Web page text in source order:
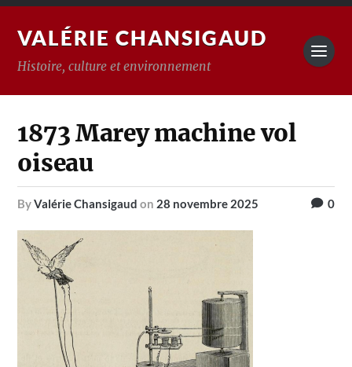
VALÉRIE CHANSIGAUD
Histoire, culture et environnement
1873 Marey machine vol
oiseau
byValérie Chansigaud on 28 novembre 2025 0